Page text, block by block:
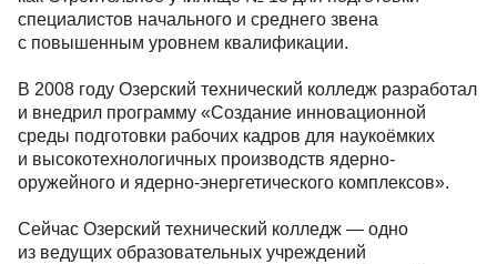
специалистов начального и среднего звена
с повышенным уровнем квалификации.
В 2008 году Озерский технический колледж разработал
и внедрил программу «Создание инновационной
среды подготовки рабочих кадров для наукоёмких
и высокотехнологичных производств ядерно-
оружейного и ядерно-энергетического комплексов».
Сейчас Озерский технический колледж — одно
из ведущих образовательных учреждений